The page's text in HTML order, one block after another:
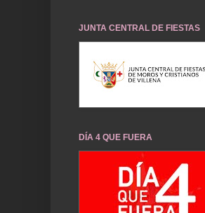
JUNTA CENTRAL DE FIESTAS
DÍA 4 QUE FUERA